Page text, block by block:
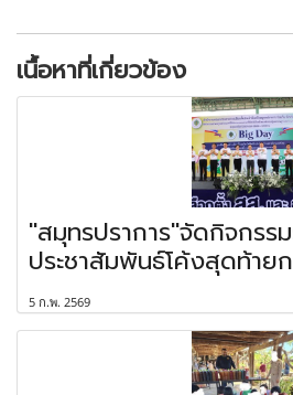
เนื้อหาที่เกี่ยวข้อง
"สมุทรปราการ"จัดกิจกร
ประชาสัมพันธ์โค้งสุดท้าย
5 ก.พ. 2569